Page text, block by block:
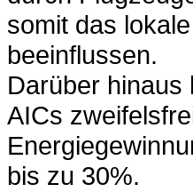
somit das
beeinflussen.
Darüber
AICs
bis zu 30%.